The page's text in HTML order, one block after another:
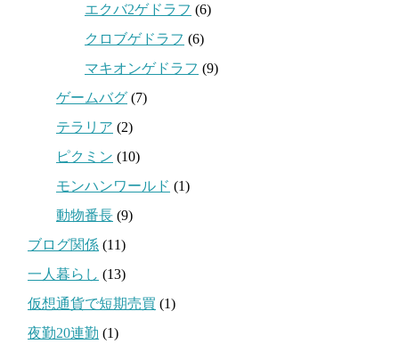
エクバ2ゲドラフ (6)
クロブゲドラフ (6)
マキオンゲドラフ (9)
ゲームバグ (7)
テラリア (2)
ピクミン (10)
モンハンワールド (1)
動物番長 (9)
ブログ関係 (11)
一人暮らし (13)
仮想通貨で短期売買 (1)
夜勤20連勤 (1)